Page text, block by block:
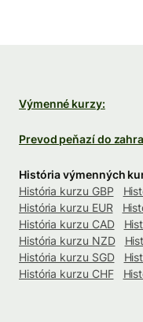
Výmenné kurzy:
Prevod peňazí do
História výmenných
História kurzu GBP
História kurzu EUR
História kurzu CAD
História kurzu NZD
História kurzu SGD
História kurzu CHF